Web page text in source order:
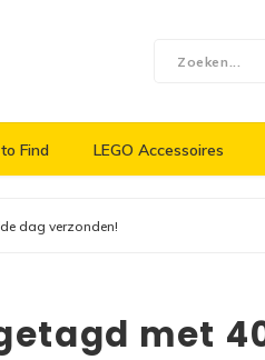
Find LEGO Accessoires
dag verzonden!
met